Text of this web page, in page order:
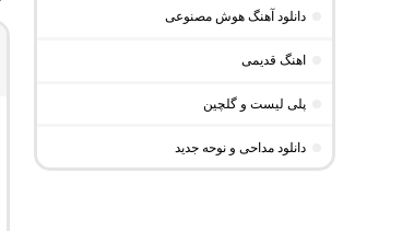
دانلود آهنگ هوش مصنوعی
اهنگ قدیمی
پلی لیست و گلچین
دانلود مداحی و نوحه جدید